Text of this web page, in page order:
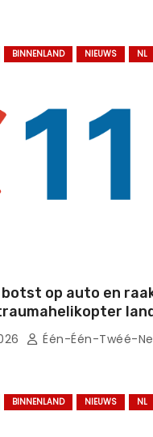
BINNENLAND NIEUWS NL
op auto en
Één-Één-Twéé-
BINNENLAND NIEUWS NL